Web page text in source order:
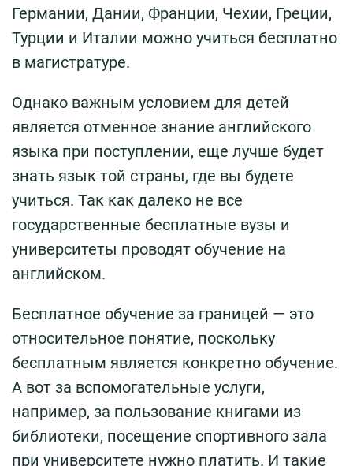
Германии, Дании, Франции, Чехии, Греции,
Турции и Италии можно учиться бесплатно
в магистратуре.
Однако важным условием для детей
является отменное знание английского
языка при поступлении, еще лучше будет
знать язык той страны, где вы будете
учиться. Так как далеко не все
государственные бесплатные вузы и
университеты проводят обучение на
английском.
Бесплатное обучение за границей — это
относительное понятие, поскольку
бесплатным является конкретно обучение.
А вот за вспомогательные услуги,
например, за пользование книгами из
библиотеки, посещение спортивного зала
при университете нужно платить. И такие